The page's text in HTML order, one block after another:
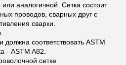
аналогичной. Сетка состоит
проводов, сварных друг с
сварки.
должна соответствовать ASTM
- ASTM A82.
сетке